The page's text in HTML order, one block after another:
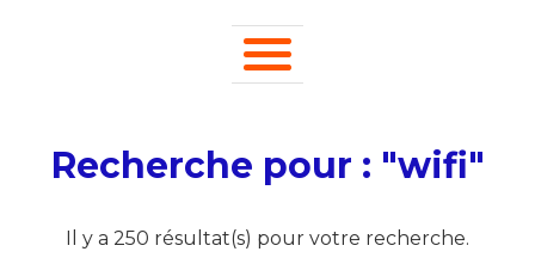
Recherche pour : "wifi"
Il y a 250 résultat(s) pour votre recherche.